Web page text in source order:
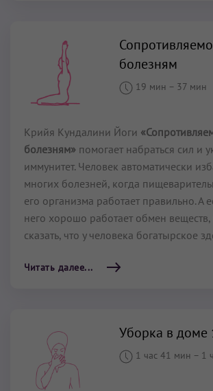
болезням
19 мин – 37 мин
Крийя Кундалини Йоги
болезням» помогает набраться сил и
иммунитет. Человек автоматически
многих болезней, когда
его организма работает правильно. А
него хорошо работает обмен
сказать, что у человека богатырское
Читать далее...
Уборка в доме
1 час 41 мин – 1